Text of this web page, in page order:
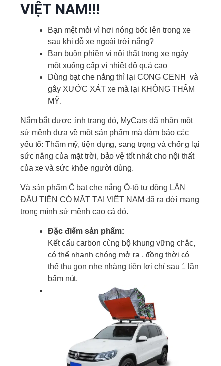
VIỆT NAM!!!
Bạn mệt mỏi vì hơi nóng bốc lên trong xe
sau khi đỗ xe ngoài trời nắng?
Bạn buồn phiền vì nội thất trong xe ngày
một xuống cấp vì nhiệt độ quá cao
Dùng bạt che nắng thì lại CỒNG CỀNH và
gây XƯỚC XÁT xe mà lại KHÔNG THẨM
MỸ.
Nắm bắt được tình trạng đó, MyCars đã nhận một
sứ mệnh đưa về một sản phẩm mà đảm bảo các
yếu tố: Thẩm mỹ, tiện dụng, sang trọng và chống lại
sức nắng của mặt trời, bảo vệ tốt nhất cho nội thất
của xe và sức khỏe người dùng.
Và sản phẩm Ô bạt che nắng Ô-tô tự động LẦN
ĐẦU TIÊN CÓ MẶT TẠI VIỆT NAM đã ra đời mang
trong mình sứ mệnh cao cả đó.
Đặc điểm sản phẩm:
Kết cấu carbon cùng bộ khung vững chắc,
có thể nhanh chóng mở ra , đồng thời có
thể thu gọn nhẹ nhàng tiện lợi chỉ sau 1 lần
bấm nút.